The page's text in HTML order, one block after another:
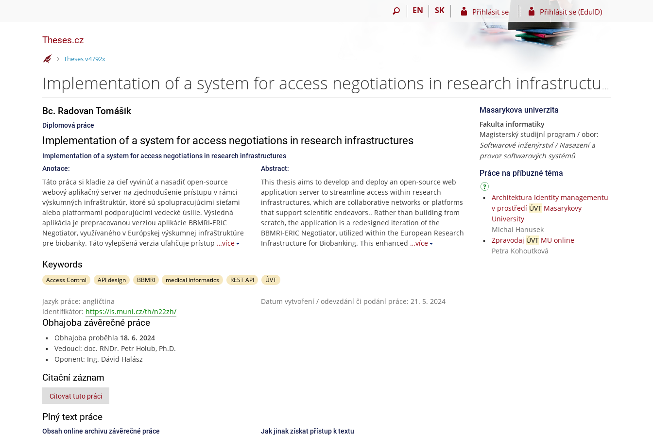
EN SK Přihlásit se Přihlásit se (EduID)
Theses.cz
>
Theses v4792x
Implementation of a system for access negotiations in research infrastructures – Bc. Radovan Tomášik
Bc. Radovan Tomášik
Diplomová práce
Implementation of a system for access negotiations in research infrastructures
Implementation of a system for access negotiations in research infrastructures
Anotace:
Táto práca si kladie za cieľ vyvinúť a nasadiť open-source
webový aplikačný server na zjednodušenie prístupu v rámci
výskumných infraštruktúr, ktoré sú spolupracujúcimi sieťami
alebo platformami podporujúcimi vedecké úsilie. Výsledná
aplikácia je prepracovanou verziou aplikácie BBMRI-ERIC
Negotiator, využívaného v Európskej výskumnej infraštruktúre
pre biobanky. Táto vylepšená verzia uľahčuje prístup …více
Abstract:
This thesis aims to develop and deploy an open-source web
application server to streamline access within research
infrastructures, which are collaborative networks or platforms
that support scientific endeavors.. Rather than building from
scratch, the application is a redesigned iteration of the
BBMRI-ERIC Negotiator, utilized within the European Research
Infrastructure for Biobanking. This enhanced …více
Keywords
Access Control API design BBMRI medical informatics REST API ÚVT
Jazyk práce: angličtina
Datum vytvoření / odevzdání či podání práce: 21. 5. 2024
Identifikátor: https://is.muni.cz/th/n22zh/
Obhajoba závěrečné práce
Obhajoba proběhla 18. 6. 2024
Vedoucí: doc. RNDr. Petr Holub, Ph.D.
Oponent: Ing. Dávid Halász
Citační záznam
Citovat tuto práci
Plný text práce
Obsah online archivu závěrečné práce Jak jinak získat přístup k textu
Masarykova univerzita
Fakulta informatiky
Magisterský studijní program / obor:
Softwarové inženýrství / Nasazení a
provoz softwarových systémů
Práce na příbuzné téma
Architektura Identity managementu
v prostředí ÚVTMasarykovy
University
Michal Hanusek
Zpravodaj ÚVTMU online
Petra Kohoutková